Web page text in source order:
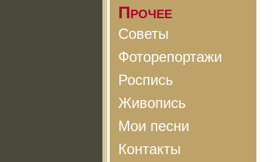
Прочее
Советы
Фоторепортажи
Роспись
Живопись
Мои песни
Контакты